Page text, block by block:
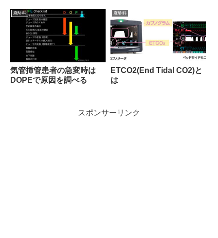
麻酔科
気管挿管患者の急変時は
DOPEで原因を調べる
麻酔科
ETCO2(End Tidal CO2)と
は
スポンサーリンク